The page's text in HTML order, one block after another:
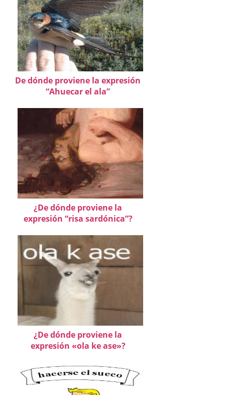
De dónde proviene la expresión
“Ahuecar el ala”
¿De dónde proviene la
expresión “risa sardónica”?
¿De dónde proviene la
expresión «ola ke ase»?